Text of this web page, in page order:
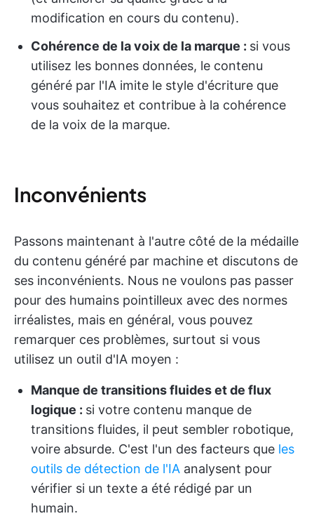
modification en cours du contenu).
Cohérence de la voix de la marque : si vous
utilisez les bonnes données, le contenu
généré par l'IA imite le style d'écriture que
vous souhaitez et contribue à la cohérence
de la voix de la marque.
Inconvénients
Passons maintenant à l'autre côté de la médaille
du contenu généré par machine et discutons de
ses inconvénients. Nous ne voulons pas passer
pour des humains pointilleux avec des normes
irréalistes, mais en général, vous pouvez
remarquer ces problèmes, surtout si vous
utilisez un outil d'IA moyen :
Manque de transitions fluides et de flux
logique : si votre contenu manque de
transitions fluides, il peut sembler robotique,
voire absurde. C'est l'un des facteurs que les
outils de détection de l'IA analysent pour
vérifier si un texte a été rédigé par un
humain.